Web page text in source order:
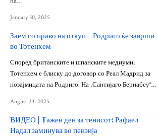
January 30, 2025
Заем со право на откуп – Родриго ќе заврши
во Тотенхем
Според британските и шпанските медиуми,
Тотенхем е блиску до договор со Реал Мадрид за
позајмицата на Родриго. На „Сантијаго Бернабеу“…
August 23, 2025
ВИДЕО | Tажен ден за тенисот: Рафаел
Надал заминува во пензија